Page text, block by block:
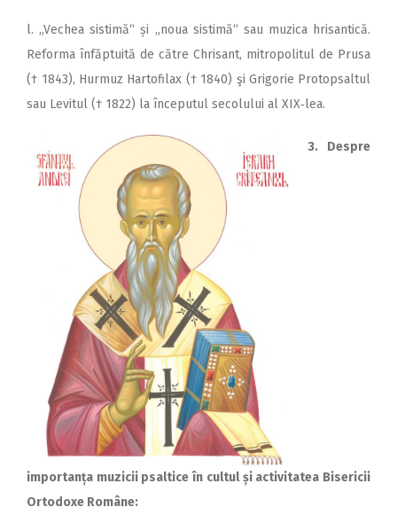
l. „Vechea sistimă“ și „noua sistimă“ sau muzica hrisantică.
Reforma înfăptuită de către Chrisant, mitropolitul de Prusa
(† 1843), Hurmuz Hartofilax († 1840) şi Grigorie Protopsaltul
sau Levitul († 1822) la începutul secolului al XIX‑lea.
3. Despre
importanța muzicii psaltice în cultul și activitatea Bisericii
Ortodoxe Române: